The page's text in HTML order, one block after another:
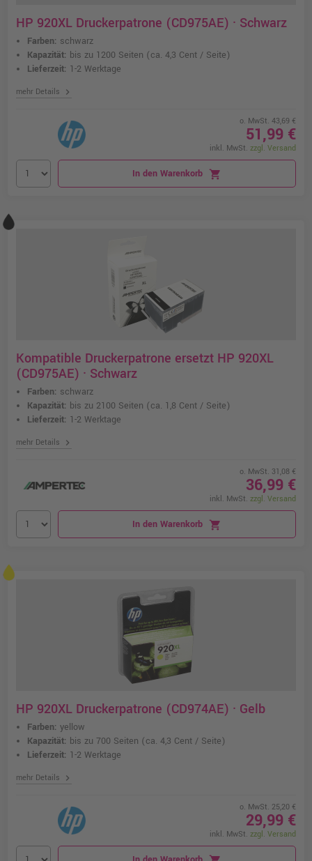
HP 920XL Druckerpatrone (CD975AE) · Schwarz
Farben: schwarz
Kapazität: bis zu 1200 Seiten (ca. 4,3 Cent / Seite)
Lieferzeit: 1-2 Werktage
mehr Details chevron_right
o. MwSt. 43,69 €
51,99 €
inkl. MwSt. zzgl. Versand
In den Warenkorb shopping_cart
Kompatible Druckerpatrone ersetzt HP 920XL
(CD975AE) · Schwarz
Farben: schwarz
Kapazität: bis zu 2100 Seiten (ca. 1,8 Cent / Seite)
Lieferzeit: 1-2 Werktage
mehr Details chevron_right
o. MwSt. 31,08 €
36,99 €
inkl. MwSt. zzgl. Versand
In den Warenkorb shopping_cart
HP 920XL Druckerpatrone (CD974AE) · Gelb
Farben: yellow
Kapazität: bis zu 700 Seiten (ca. 4,3 Cent / Seite)
Lieferzeit: 1-2 Werktage
mehr Details chevron_right
o. MwSt. 25,20 €
29,99 €
inkl. MwSt. zzgl. Versand